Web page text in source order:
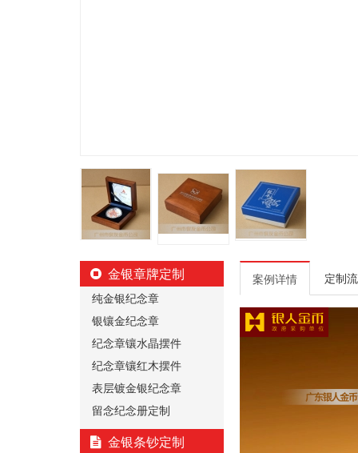
金银章牌定制
纯金银纪念章
银镶金纪念章
纪念章镶水晶摆件
纪念章镶红木摆件
表层镀金银纪念章
留念纪念册定制
金银条钞定制
案例详情 定制